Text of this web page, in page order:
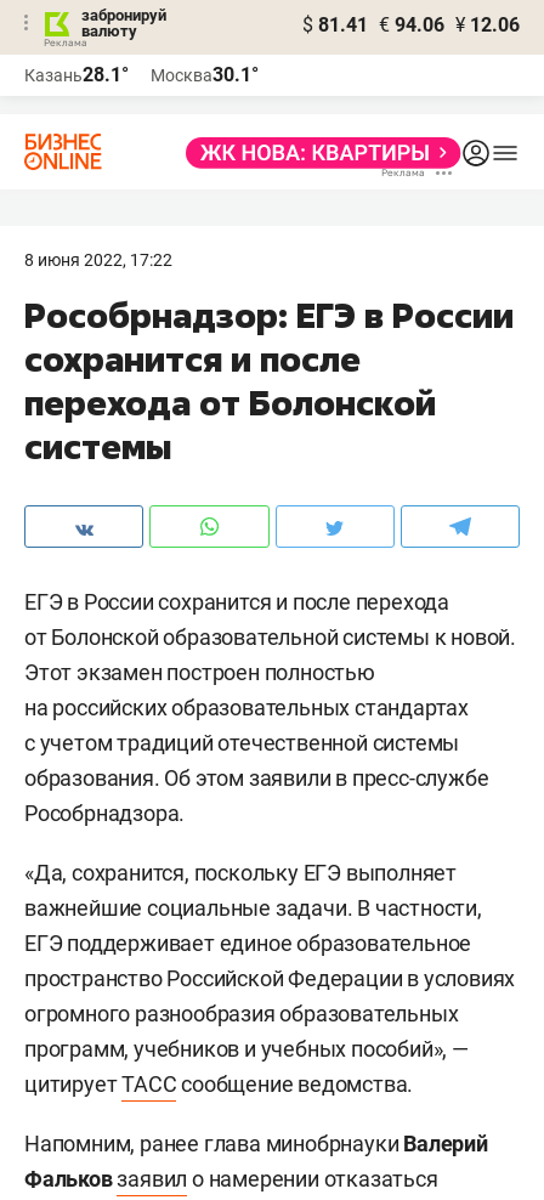
забронируй
валюту
$ 81.41 € 94.06 ¥ 12.06
Казань28.1° Москва30.1°
8 июня 2022, 17:22
Рособрнадзор: ЕГЭ в России
сохранится и после
перехода от Болонской
системы
ЕГЭ в России сохранится и после перехода
от Болонской образовательной системы к новой.
Этот экзамен построен полностью
на российских образовательных стандартах
с учетом традиций отечественной системы
образования. Об этом заявили в пресс-службе
Рособрнадзора.
«Да, сохранится, поскольку ЕГЭ выполняет
важнейшие социальные задачи. В частности,
ЕГЭ поддерживает единое образовательное
пространство Российской Федерации в условиях
огромного разнообразия образовательных
программ, учебников и учебных пособий», —
цитируетТАССсообщение ведомства.
Напомним, ранее глава минобрнауки Валерий
Фальковзаявил о намерении отказаться